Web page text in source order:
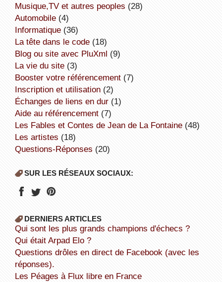
Musique,TV et autres peoples (28)
Automobile(4)
informatique(36)
la tête dans le code(18)
Blog ou site avec PluXml (9)
la vie du site(3)
booster votre référencement(7)
inscription et utilisation(2)
échanges de liens en dur(1)
aide au référencement(7)
Les Fables et Contes de Jean de La Fontaine(48)
Les artistes (18)
Questions-Réponses (20)
SUR LES RÉSEAUX SOCIAUX:
DERNIERS ARTICLES
Qui sont les plus grands champions d'échecs ?
Qui était Arpad Elo ?
Questions drôles en direct de Facebook (avec les
réponses).
Les Péages à Flux libre en France